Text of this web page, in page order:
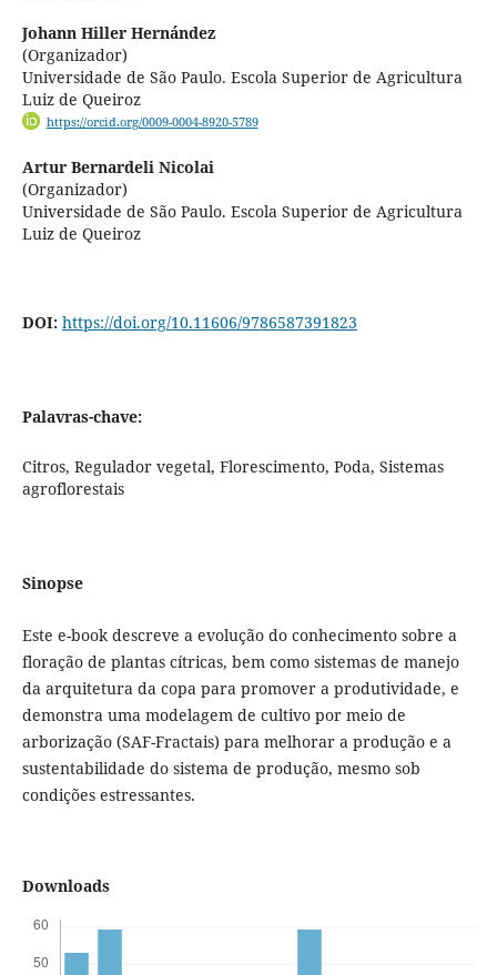
Johann Hiller Hernández
(Organizador)
Universidade de São Paulo. Escola Superior de Agricultura
Luiz de Queiroz
https://orcid.org/0009-0004-8920-5789
Artur Bernardeli Nicolai
(Organizador)
Universidade de São Paulo. Escola Superior de Agricultura
Luiz de Queiroz
DOI: https://doi.org/10.11606/9786587391823
Palavras-chave:
Citros, Regulador vegetal, Florescimento, Poda, Sistemas
agroflorestais
Sinopse
Este e-book descreve a evolução do conhecimento sobre a
floração de plantas cítricas, bem como sistemas de manejo
da arquitetura da copa para promover a produtividade, e
demonstra uma modelagem de cultivo por meio de
arborização (SAF-Fractais) para melhorar a produção e a
sustentabilidade do sistema de produção, mesmo sob
condições estressantes.
Downloads